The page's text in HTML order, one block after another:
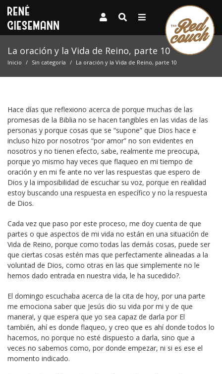
La oración y la Vida de Reino, parte 10
Inicio Sin categoría La oración y la Vida de Reino, parte 10
Hace días que reflexiono acerca de porque muchas de las
promesas de la Biblia no se hacen tangibles en las vidas de las
personas y porque cosas que se “supone” que Dios hace e
incluso hizo por nosotros “por amor” no son evidentes en
nosotros y no tienen efecto, sabe, realmente me preocupa,
porque yo mismo hay veces que flaqueo en mi tiempo de
oración y en mi fe ante no ver las respuestas que espero de
Dios y la imposibilidad de escuchar su voz, porque en realidad
estoy buscando una respuesta en específico y no la respuesta
de Dios.
Cada vez que paso por este proceso, me doy cuenta de que
partes o que aspectos de mi vida no están en una situación de
Vida de Reino, porque como todas las demás cosas, puede ser
que ciertas cosas estén mas que perfectamente alineadas a la
voluntad de Dios, como otras en las que simplemente no le
hemos dado entrada en nuestra vida, le ha sucedido?.
El domingo escuchaba acerca de la cita de hoy, por una parte
me emociona saber que Jesús dio su vida por mi y de que
manera!, y que espera que yo sea capaz de darla por El
también, ahí es donde flaqueo, y creo que es ahí donde todos lo
hacemos, no porque no esté dispuesto a darla, sino que a
veces no sabemos como, por donde empezar, ni si es ese el
momento indicado.